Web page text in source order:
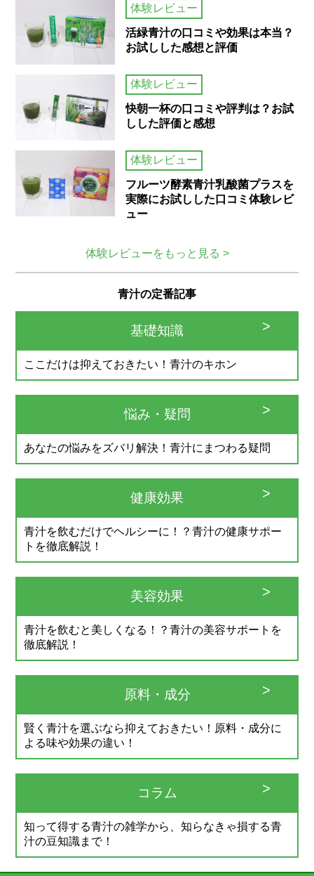
体験レビュー
活緑青汁の口コミや効果は本当？
お試しした感想と評価
体験レビュー
快朝一杯の口コミや評判は？お試
しした評価と感想
体験レビュー
フルーツ酵素青汁乳酸菌プラスを
実際にお試しした口コミ体験レビ
ュー
体験レビューをもっと見る >
青汁の定番記事
基礎知識
ここだけは抑えておきたい！青汁のキホン
悩み・疑問
あなたの悩みをズバリ解決！青汁にまつわる疑問
健康効果
青汁を飲むだけでヘルシーに！？青汁の健康サポー
トを徹底解説！
美容効果
青汁を飲むと美しくなる！？青汁の美容サポートを
徹底解説！
原料・成分
賢く青汁を選ぶなら抑えておきたい！原料・成分に
よる味や効果の違い！
コラム
知って得する青汁の雑学から、知らなきゃ損する青
汁の豆知識まで！